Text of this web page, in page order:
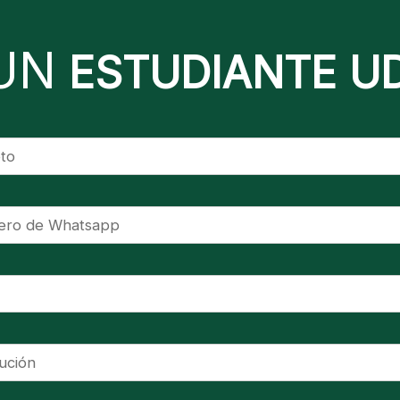
ESTUDIANTE